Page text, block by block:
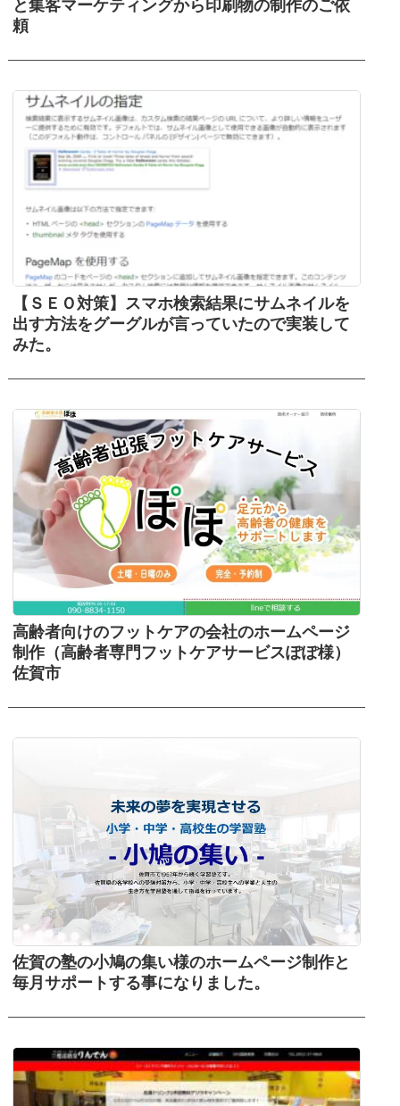
と集客マーケティングから印刷物の制作のご依
頼
【ＳＥＯ対策】スマホ検索結果にサムネイルを
出す方法をグーグルが言っていたので実装して
みた。
高齢者向けのフットケアの会社のホームページ
制作（高齢者専門フットケアサービスぽぽ様）
佐賀市
佐賀の塾の小鳩の集い様のホームページ制作と
毎月サポートする事になりました。